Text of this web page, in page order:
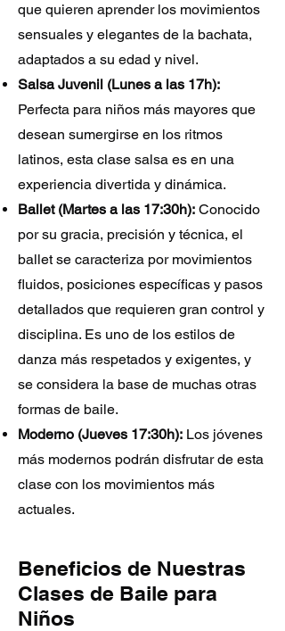
que quieren aprender los movimientos
sensuales y elegantes de la bachata,
adaptados a su edad y nivel.
Salsa Juvenil (Lunes a las 17h):
Perfecta para niños más mayores que
desean sumergirse en los ritmos
latinos, esta clase salsa es en una
experiencia divertida y dinámica.
Ballet (Martes a las 17:30h): Conocido
por su gracia, precisión y técnica, el
ballet se caracteriza por movimientos
fluidos, posiciones específicas y pasos
detallados que requieren gran control y
disciplina. Es uno de los estilos de
danza más respetados y exigentes, y
se considera la base de muchas otras
formas de baile.
Moderno (Jueves 17:30h): Los jóvenes
más modernos podrán disfrutar de esta
clase con los movimientos más
actuales.
Beneficios de Nuestras
Clases de Baile para
Niños